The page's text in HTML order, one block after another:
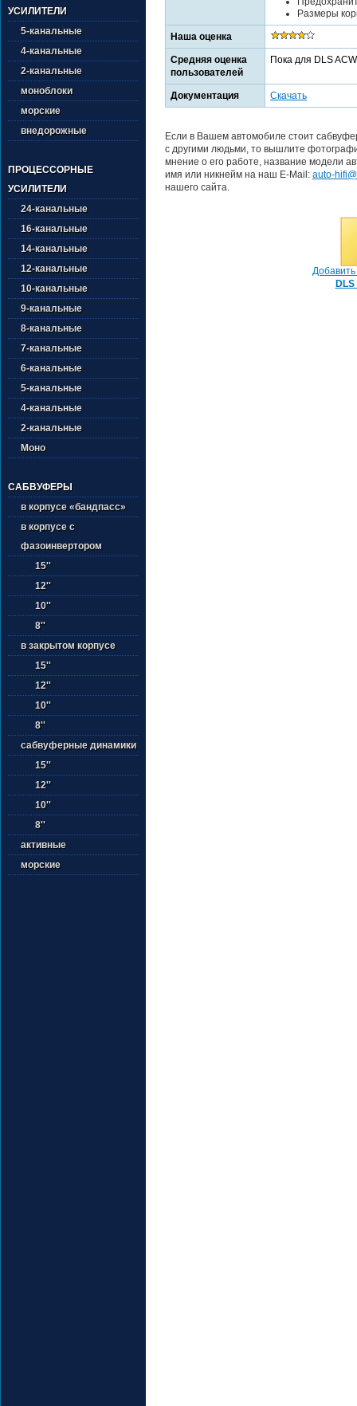
УСИЛИТЕЛИ
5-канальные
4-канальные
2-канальные
моноблоки
морские
внедорожные
ПРОЦЕССОРНЫЕ
УСИЛИТЕЛИ
24-канальные
16-канальные
14-канальные
12-канальные
10-канальные
9-канальные
8-канальные
7-канальные
6-канальные
5-канальные
4-канальные
2-канальные
Моно
САБВУФЕРЫ
в корпусе «бандпасс»
в корпусе с
фазоинвертором
15''
12''
10''
8''
в закрытом корпусе
15''
12''
10''
8''
сабвуферные динамики
15''
12''
10''
8''
активные
морские
Размеры
Наша оценка
Средняя оценка
пользователей
Пока для DLS
Документация Скачать
Если в Вашем автомобиле стоит
с другими людьми, то вышлите
мнение о его работе, название модели
имя или никнейм на наш E-Mail: auto-
нашего сайта.
DLS